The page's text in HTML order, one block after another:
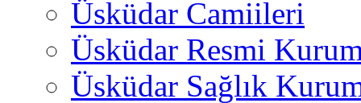
Üsküdar Camiileri
Üsküdar Resmi
Üsküdar Sağlık